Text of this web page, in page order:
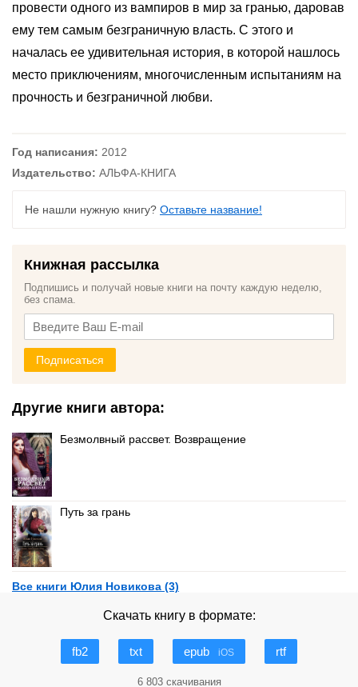
провести одного из вампиров в мир за гранью, даровав
ему тем самым безграничную власть. С этого и
началась ее удивительная история, в которой нашлось
место приключениям, многочисленным испытаниям на
прочность и безграничной любви.
Год написания: 2012
Издательство: АЛЬФА-КНИГА
Не нашли нужную книгу? Оставьте название!
Книжная рассылка
Подпишись и получай новые книги на почту каждую неделю,
без спама.
Подписаться
Другие книги автора:
Безмолвный рассвет. Возвращение
Путь за грань
Все книги Юлия Новикова (3)
Скачать книгу в формате:
fb2 txt epub iOS rtf
6 803 скачивания